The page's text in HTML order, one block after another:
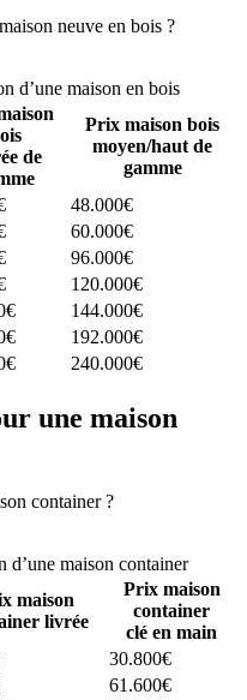
neuve en bois ?
d’une maison en bois
de
Prix maison bois
moyen/haut de
gamme
48.000€
60.000€
96.000€
120.000€
144.000€
192.000€
240.000€
une maison
container ?
maison container
maison
livrée
Prix maison
container
clé en main
30.800€
61.600€